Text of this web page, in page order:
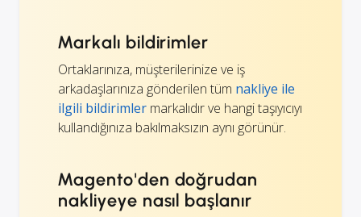
Markalı bildirimler
Ortaklarınıza, müşterilerinize ve iş
arkadaşlarınıza gönderilen tüm nakliye ile
ilgili bildirimler markalıdır ve hangi taşıyıcıyı
kullandığınıza bakılmaksızın aynı görünür.
Magento'den doğrudan
nakliyeye nasıl başlanır